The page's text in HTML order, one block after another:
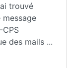
trouvé
des mails ...